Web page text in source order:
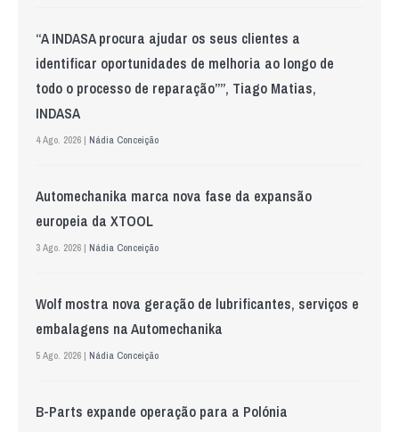
“A INDASA procura ajudar os seus clientes a
identificar oportunidades de melhoria ao longo de
todo o processo de reparação””, Tiago Matias,
INDASA
4 Ago. 2026 | Nádia Conceição
Automechanika marca nova fase da expansão
europeia da XTOOL
3 Ago. 2026 | Nádia Conceição
Wolf mostra nova geração de lubrificantes, serviços e
embalagens na Automechanika
5 Ago. 2026 | Nádia Conceição
B-Parts expande operação para a Polónia